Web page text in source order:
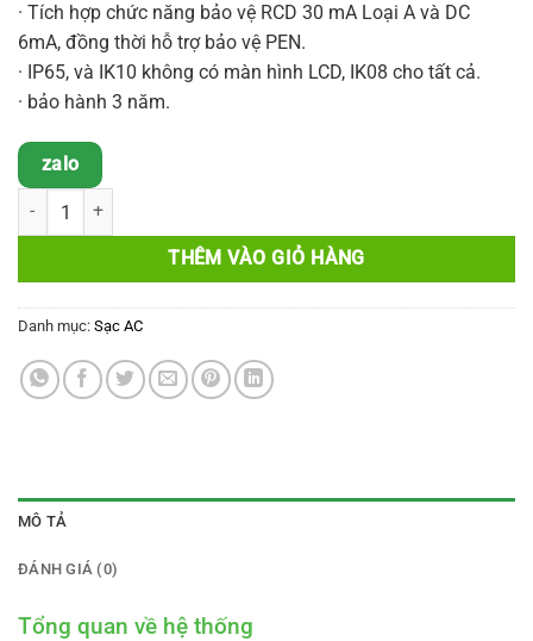
· Tích hợp chức năng bảo vệ RCD 30 mA Loại A và DC
6mA, đồng thời hỗ trợ bảo vệ PEN.
· IP65, và IK10 không có màn hình LCD, IK08 cho tất cả.
· bảo hành 3 năm.
zalo
Bộ sạc D@hua 22kW số lượng
THÊM VÀO GIỎ HÀNG
Danh mục: Sạc AC
MÔ TẢ
ĐÁNH GIÁ (0)
Tổng quan về hệ thống